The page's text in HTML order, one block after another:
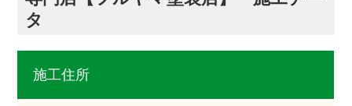
タ
施工住所